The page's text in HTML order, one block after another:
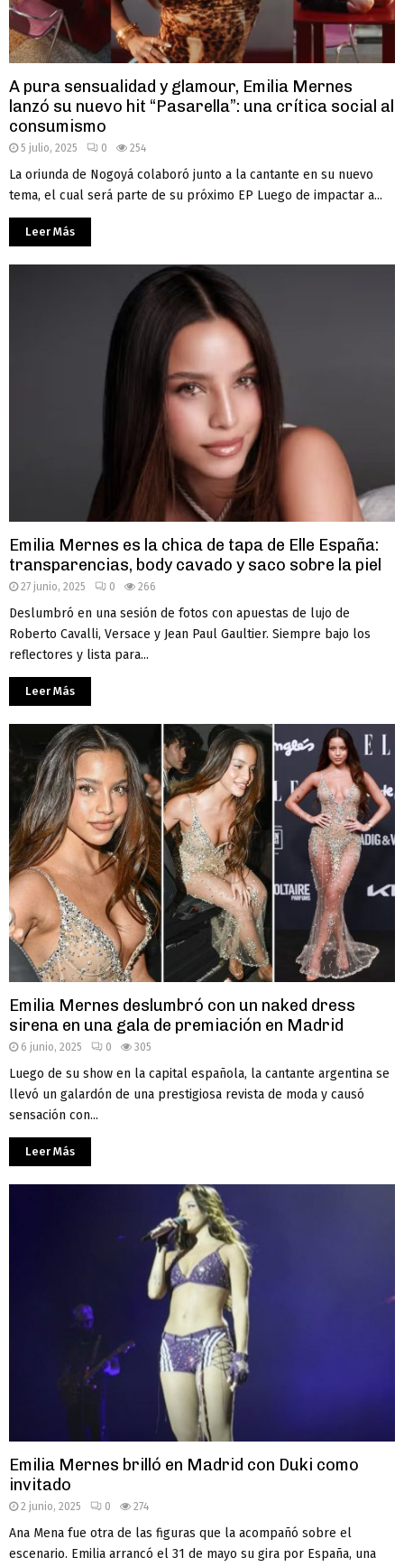
A pura sensualidad y glamour, Emilia Mernes
lanzó su nuevo hit “Pasarella”: una crítica social al
consumismo
5 julio, 2025 0 254
La oriunda de Nogoyá colaboró junto a la cantante en su nuevo
tema, el cual será parte de su próximo EP Luego de impactar a...
Leer Más
Emilia Mernes es la chica de tapa de Elle España:
transparencias, body cavado y saco sobre la piel
27 junio, 2025 0 266
Deslumbró en una sesión de fotos con apuestas de lujo de
Roberto Cavalli, Versace y Jean Paul Gaultier. Siempre bajo los
reflectores y lista para...
Leer Más
Emilia Mernes deslumbró con un naked dress
sirena en una gala de premiación en Madrid
6 junio, 2025 0 305
Luego de su show en la capital española, la cantante argentina se
llevó un galardón de una prestigiosa revista de moda y causó
sensación con...
Leer Más
Emilia Mernes brilló en Madrid con Duki como
invitado
2 junio, 2025 0 274
Ana Mena fue otra de las figuras que la acompañó sobre el
escenario. Emilia arrancó el 31 de mayo su gira por España, una